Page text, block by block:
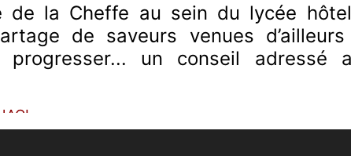
de la Cheffe au sein du lycée
de saveurs venues
progresser... un conseil adressé